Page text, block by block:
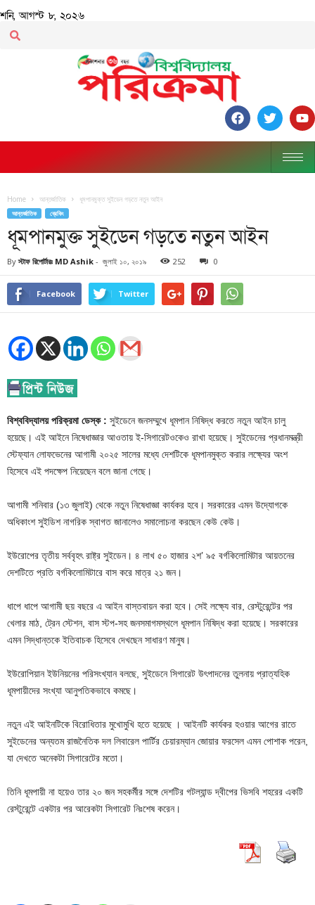
শনি, আগস্ট ৮, ২০২৬
Home আন্তর্জাতিক ধূমপানমুক্ত সুইডেন গড়তে নতুন আইন
আন্তর্জাতিক ব্রেকিং
ধূমপানমুক্ত সুইডেন গড়তে নতুন আইন
By স্টাফ রিপোর্টারঃ MD Ashik - জুলাই ১০, ২০১৯ 252 0
Facebook Twitter
বিশ্ববিদ্যালয় পরিক্রমা ডেস্ক : সুইডেনে জনসম্মুখে ধূমপান নিষিদ্ধ করতে নতুন আইন চালু
হয়েছে। এই আইনে নিষেধাজ্ঞার আওতায় ই-সিগারেটওকেও রাখা হয়েছে। সুইডেনের প্রধানমন্ত্রী
স্টেফ্যান লোফভেনের আগামী ২০২৫ সালের মধ্যে দেশটিকে ধূমপানমুক্ত করার লক্ষ্যের অংশ
হিসেবে এই পদক্ষেপ নিয়েছেন বলে জানা গেছে।
আগামী শনিবার (১৩ জুলাই) থেকে নতুন নিষেধাজ্ঞা কার্যকর হবে। সরকারের এমন উদ্যোগকে
অধিকাংশ সুইডিশ নাগরিক স্বাগত জানালেও সমালোচনা করছেন কেউ কেউ।
ইউরোপের তৃতীয় সর্ববৃহৎ রাষ্ট্র সুইডেন। ৪ লাখ ৫০ হাজার ২শ’ ৯৫ বর্গকিলোমিটার আয়তনের
দেশটিতে প্রতি বর্গকিলোমিটারে বাস করে মাত্র ২১ জন।
ধাপে ধাপে আগামী ছয় বছরে এ আইন বাস্তবায়ন করা হবে। সেই লক্ষ্যে বার, রেস্টুরেন্টের পর
খেলার মাঠ, ট্রেন স্টেশন, বাস স্টপ-সহ জনসমাগমস্থলে ধূমপান নিষিদ্ধ করা হয়েছে। সরকারের
এমন সিদ্ধান্তকে ইতিবাচক হিসেবে দেখছেন সাধারণ মানুষ।
ইউরোপিয়ান ইউনিয়নের পরিসংখ্যান বলছে, সুইডেনে সিগারেট উৎপাদনের তুলনায় প্রাত্যহিক
ধূমপায়ীদের সংখ্যা আনুপতিকভাবে কমছে।
নতুন এই আইনটিকে বিরোধিতার মুখোমুখি হতে হয়েছে । আইনটি কার্যকর হওয়ার আগের রাতে
সুইডেনের অন্যতম রাজনৈতিক দল লিবারেল পার্টির চেয়ারম্যান জোয়ার ফরসেল এমন পোশাক পরেন,
যা দেখতে অনেকটা সিগারেটের মতো।
তিনি ধূমপায়ী না হয়েও তার ২০ জন সহকর্মীর সঙ্গে দেশটির গটল্যান্ড দ্বীপের ভিসবি শহরের একটি
রেস্টুরেন্টে একটার পর আরেকটা সিগারেট নিঃশেষ করেন।